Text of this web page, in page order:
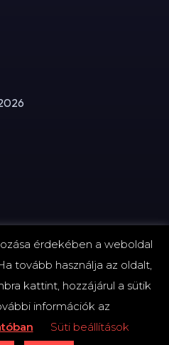
Group Kft.
érdekében a weboldal
tovább használja az oldalt,
kattint, hozzájárul a sütik
információk az
Süti beállítások